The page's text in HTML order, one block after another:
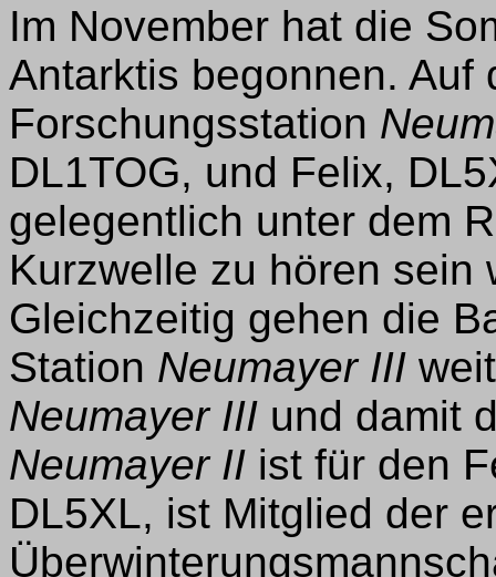
Im November hat die
Antarktis begonnen. Auf
Forschungsstation
DL1TOG, und Felix,
gelegentlich unter dem
Kurzwelle zu hören sein
Gleichzeitig gehen die
Station Neumayer III
Neumayer III und damit
Neumayer II ist für den
DL5XL, ist Mitglied der